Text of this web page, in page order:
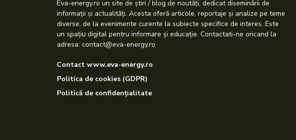
Eva-energy.ro un site de știri / blog de noutăți, dedicat diseminării de
informații și actualități. Acesta oferă articole, reportaje și analize pe teme
diverse, de la evenimente curente la subiecte specifice de interes. Este
un spațiu digital pentru informare și educație. Contactati-ne oricand la
adresa: contact@eva-energy.ro
Contact www.eva-energy.ro
Politica de cookies (GDPR)
Politică de confidențialitate